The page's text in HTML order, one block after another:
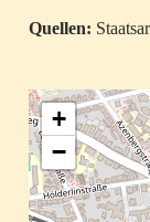
Quellen:
+
−